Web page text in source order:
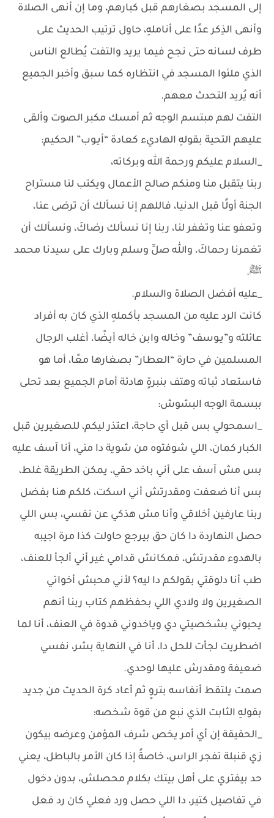
إلى المسجد بصغارهم قبل كبارهم، وما إن أنهى الصلاة
وأنهى الذِكر عدًا على أناملهِ، حاول ترتيب الحديث على
طرف لسانه حتى نجح فيما يريد والتفت يُطالع الناس
الذي ملئوا المسجد في انتظاره كما سبق وأخبر الجميع
أنه يُريد التحدث معهم.
التفت لهم مبتسم الوجه ثم أمسك مكبر الصوت وألقى
عليهم التحية بقولهِ الهاديء كعادة “أيـوب” الحكيم:
_السلام عليكم ورحمة الله وبركاته،
ربنا يتقبل منا ومنكم صالح الأعمال ويكتب لنا مستراح
الجنة أولًا قبل الدنيا، فاللهم إنا نسألك أن ترضى عنا،
وتعفو عنا وتغفر لنا، ربنا إنا نسألك رضاكَ، ونسألك أن
تغمرنا رحماكَ، والله صلِّ وسلم وبارك على سيدنا محمد
ﷺ.
_عليه أفضل الصلاة والسلام.
كانت الرد عليه من المسجد بأكملهِ الذي كان به أفراد
عائلته و”يـوسف” وخاله وابن خاله أيضًا، أغلب الرجال
المسلمين في حارة “العطار” بصغارها معًا، أما هو
فاستعاد ثباته وهتف بنبرةٍ هادئة أمام الجميع بعد تحلى
ببسمة الوجه البشوش:
_اسمحولي بس قبل أي حاجة، اعتذر ليكم، للصغيرين قبل
الكبار كمان، اللي شوفتوه من شوية دا مني، أنا آسف عليه
بس مش آسف على أني باخد حقي، يمكن الطريقة غلط،
بس أنا ضعفت ومقدرتش أني اسكت، كلكم هنا بفضل
ربنا عارفين أخلاقي وأنا مش هذكي عن نفسي، بس اللي
حصل النهاردة دا كان حق بيرجع حاولت كذا مرة اجيبه
بالهدوء مقدرتش، فمكانش قدامي غير أني ألجأ للعنف،
طب أنا دلوقتي بقولكم دا ليه؟ لأني محبش أخواتي
الصغيرين ولا ولادي اللي بحفظهم كتاب ربنا أنهم
يحبوني بشخصيتي دي وياخدوني قدوة في العنف، أنا لما
اضطريت لجأت للحل دا، أنا في النهاية بشر، نفسي
ضعيفة ومقدرش عليها لوحدي.
صمت يلتقط أنفاسه بتروٍ ثم أعاد كرة الحديث من جديد
بقولهِ الثابت الذي نبع من قوة شخصه:
_الحقيقة إن أي أمر يخص شرف المؤمن وعرضه بيكون
زي قنبلة تفجر الراس، خاصةً إذا كان الأمر بالباطل، يعني
حد بيفتري على أهل بيتك بكلام محصلش، بدون دخول
في تفاصيل كتير، دا اللي حصل ورد فعلي كان رد فعل